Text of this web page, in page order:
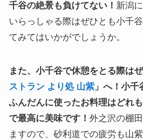
千谷の絶景も負けてない！ 新潟
いらっしゃる際はぜひとも小千
てみてはいかがでしょうか。
また、小千谷で休憩をとる際は
ストラン より処 山紫」へ！小千
ふんだんに使ったお料理はどれ
で最高に美味です！ 外之沢の棚
ますので、砂利道での疲労も山